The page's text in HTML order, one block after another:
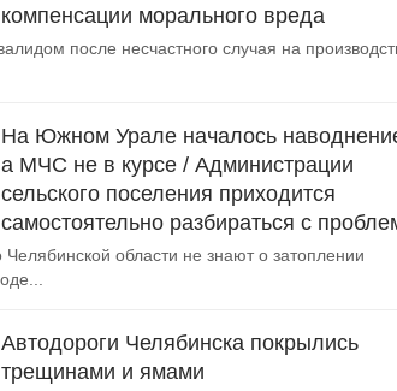
компенсации морального вреда
после несчастного случая на
На Южном Урале началось
а МЧС не в курсе / Администрации
сельского поселения приходится
самостоятельно разбираться с
области не знают о затоплении
Автодороги Челябинска покрылись
трещинами и ямами